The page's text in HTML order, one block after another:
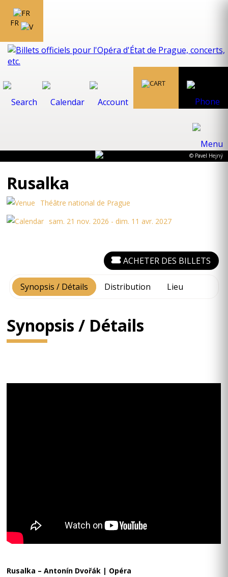
FR
© Pavel Hejný
Rusalka
Théâtre national de Prague
sam. 21 nov. 2026 - dim. 11 avr. 2027
Synopsis / Détails Distribution Lieu
ACHETER DES BILLETS
Synopsis / Détails
Rusalka – Antonín Dvořák | Opéra